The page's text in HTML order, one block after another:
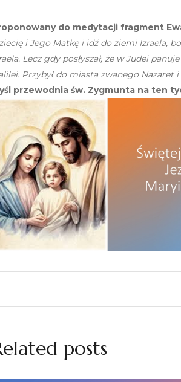
do medytacji fragment
i Jego Matkę i idź do ziemi Izraela,
Lecz gdy posłyszał, że w Judei
Przybył do miasta zwanego Nazaret i
przewodnia św. Zygmunta na ten
posts